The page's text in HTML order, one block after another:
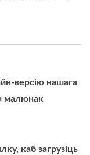
версію нашага
малюнак
каб загрузіць